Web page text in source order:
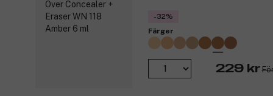
-32%
Färger
229 kr